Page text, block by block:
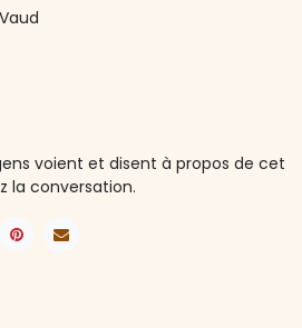
voient et disent à propos de cet
la conversation.